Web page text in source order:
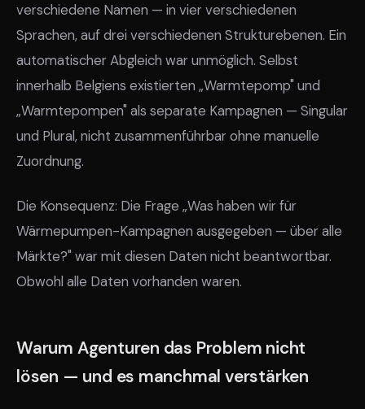
verschiedene Namen — in vier verschiedenen
Sprachen, auf drei verschiedenen Strukturebenen. Ein
automatischer Abgleich war unmöglich. Selbst
innerhalb Belgiens existierten „Warmtepomp" und
„Warmtepompen" als separate Kampagnen — Singular
und Plural, nicht zusammenführbar ohne manuelle
Zuordnung.
Die Konsequenz: Die Frage „Was haben wir für
Wärmepumpen-Kampagnen ausgegeben — über alle
Märkte?" war mit diesen Daten nicht beantwortbar.
Obwohl alle Daten vorhanden waren.
Warum Agenturen das Problem nicht
lösen — und es manchmal verstärken